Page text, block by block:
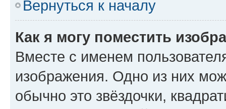
Вернуться к началу
Как я могу поместить
Вместе с именем
изображения. Одно из них
обычно это звёздочки,